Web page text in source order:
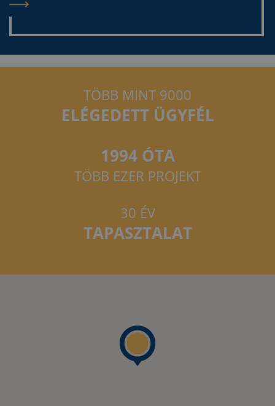
TÖBB MINT 9000
ELÉGEDETT ÜGYFÉL
1994 ÓTA
TÖBB EZER PROJEKT
30 ÉV
TAPASZTALAT